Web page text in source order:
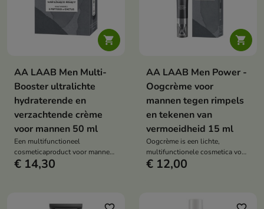

AA LAAB Men Multi-
Booster ultralichte
hydraterende en
verzachtende crème
voor mannen 50 ml
Een multifunctioneel
cosmeticaproduct voor mannen
dat intensief hydrateert, matteert
ondersteunt de natuurlijke
€ 14,30

AA LAAB Men Power -
Oogcrème voor
mannen tegen rimpels
en tekenen van
vermoeidheid 15 ml
Oogcrème is een lichte,
multifunctionele cosmetica voor
mannen die tekenen van
€ 12,00